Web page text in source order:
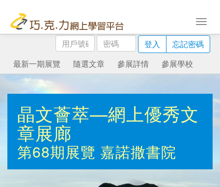
用
戶
號
碼
密
碼
登入
忘記密碼
最新一期展覽
隨選文章 參展詳情 參展學校
晶文薈萃—網上優秀文
章展廊
第68期展覽 嘉諾撒書院